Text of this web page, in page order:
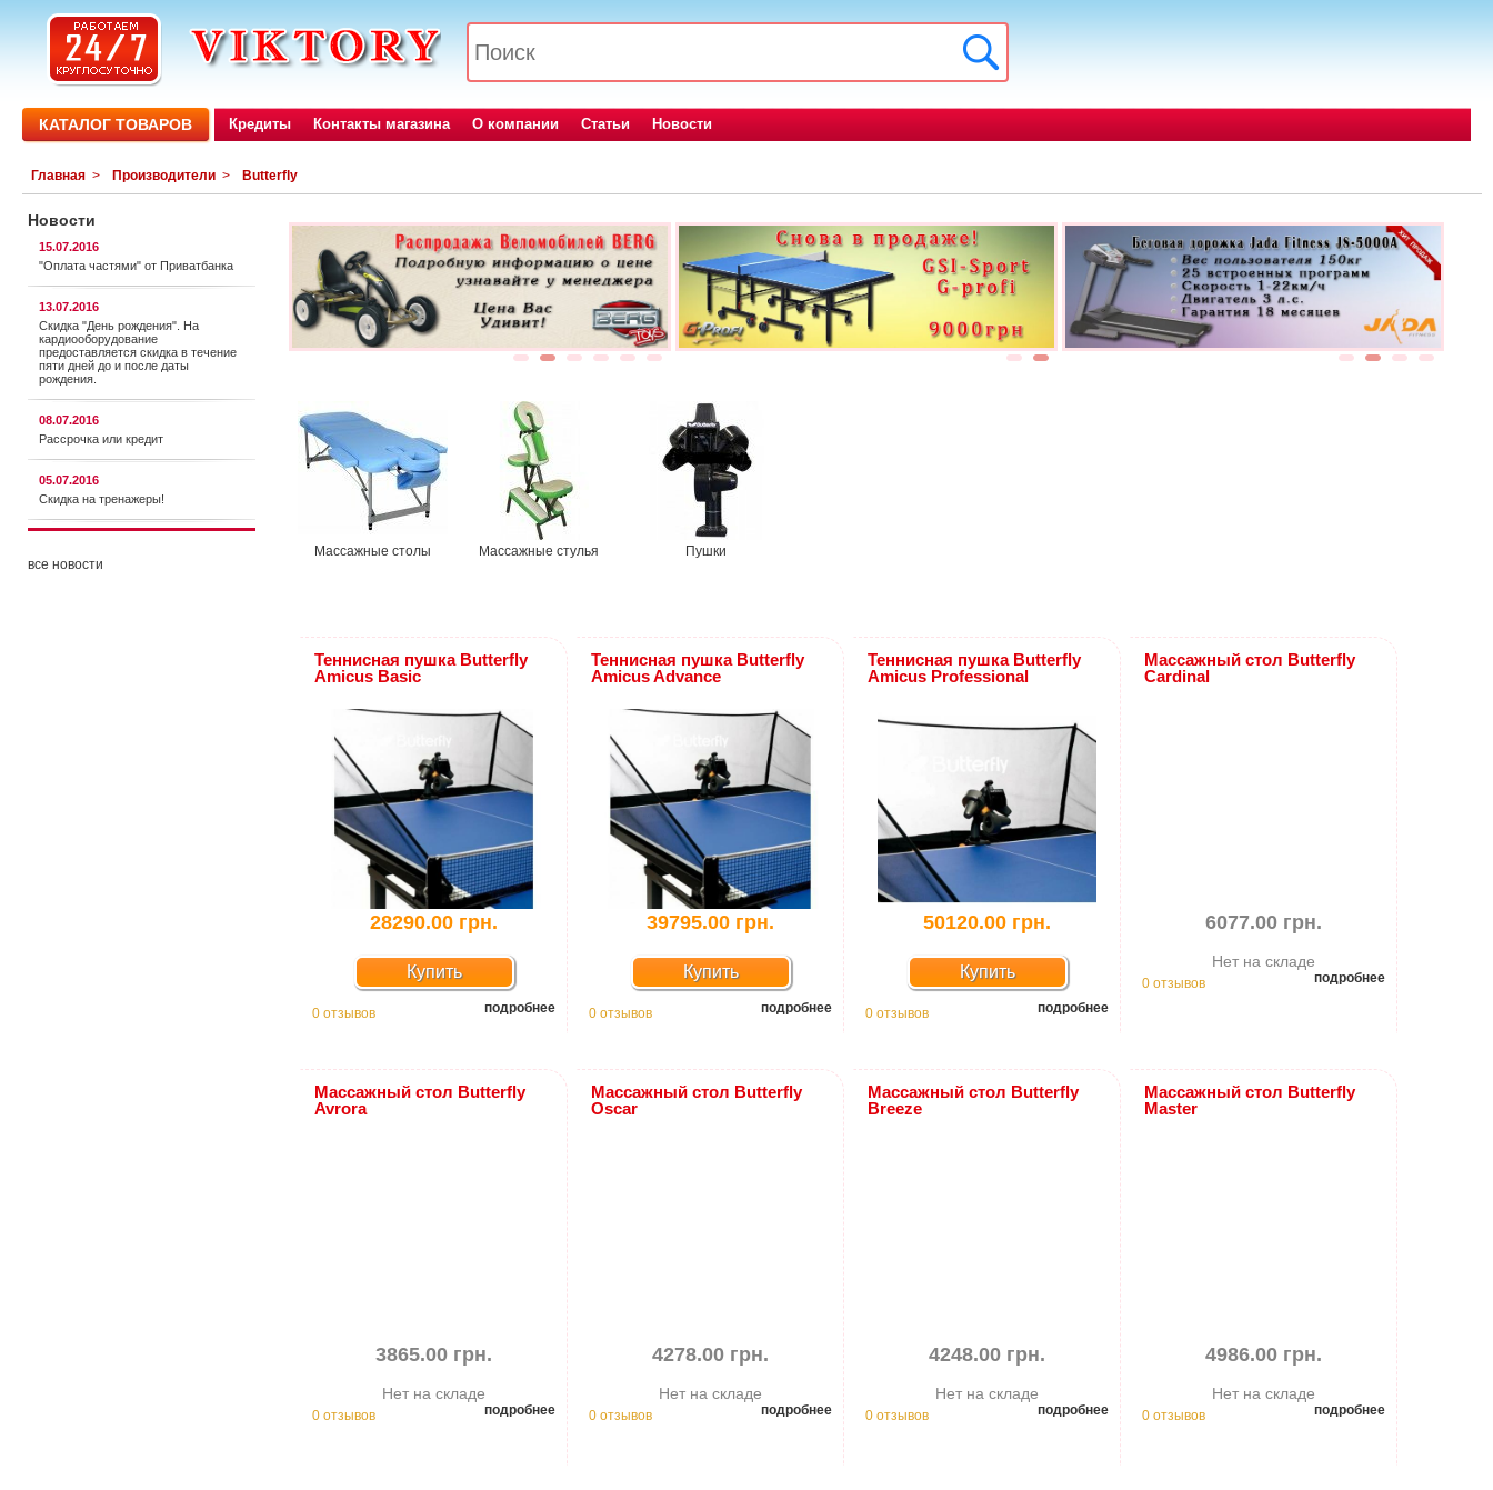
КАТАЛОГ ТОВАРОВ Кредиты Контакты магазина О компании Статьи Новости
Главная > Производители > Butterfly
Новости
15.07.2016
"Оплата частями" от Приватбанка
13.07.2016
Скидка "День рождения". На
кардиооборудование
предоставляется cкидка в течение
пяти дней до и после даты
рождения.
08.07.2016
Рассрочка или кредит
05.07.2016
Скидка на тренажеры!
все новости
1 2 3 4 5 6 1 2 1 2 3 4
Массажные столы Массажные стулья Пушки
Теннисная пушка Butterfly
Amicus Basic
28290.00 грн.
Купить
0 отзывов подробнее
Теннисная пушка Butterfly
Amicus Advance
39795.00 грн.
Купить
0 отзывов подробнее
Теннисная пушка Butterfly
Amicus Professional
50120.00 грн.
Купить
0 отзывов подробнее
Массажный стол Butterfly
Cardinal
6077.00 грн.
Нет на складе
0 отзывов подробнее
Массажный стол Butterfly
Avrora
3865.00 грн.
Нет на складе
0 отзывов подробнее
Массажный стол Butterfly
Oscar
4278.00 грн.
Нет на складе
0 отзывов подробнее
Массажный стол Butterfly
Breeze
4248.00 грн.
Нет на складе
0 отзывов подробнее
Массажный стол Butterfly
Master
4986.00 грн.
Нет на складе
0 отзывов подробнее